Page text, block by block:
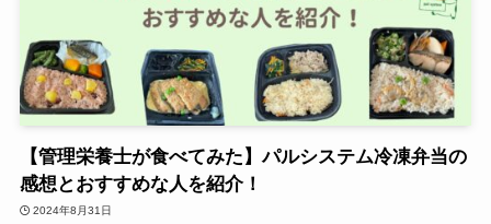
【管理栄養士が食べてみた】パルシステム冷凍弁当の
感想とおすすめな人を紹介！
2024年8月31日